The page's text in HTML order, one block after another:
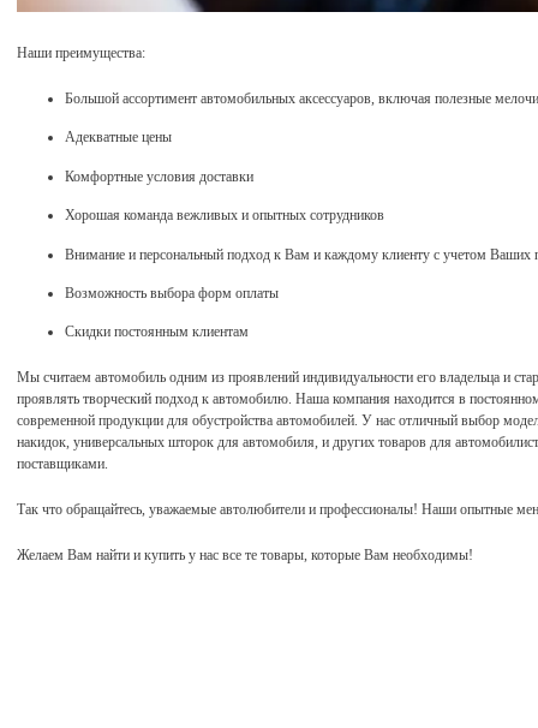
Наши преимущества:
Большой ассортимент автомобильных аксессуаров, включая полезные мелочи
Адекватные цены
Комфортные условия доставки
Хорошая команда вежливых и опытных сотрудников
Внимание и персональный подход к Вам и каждому клиенту с учетом Ваших
Возможность выбора форм оплаты
Скидки постоянным клиентам
Мы считаем автомобиль одним из проявлений индивидуальности его владельца и
проявлять творческий подход к автомобилю. Наша компания находится в
современной продукции для обустройства автомобилей. У нас отличный выбор
накидок, универсальных шторок для автомобиля, и других товаров для
поставщиками.
Так что обращайтесь, уважаемые автолюбители и профессионалы! Наши опытные
Желаем Вам найти и купить у нас все те товары, которые Вам необходимы!